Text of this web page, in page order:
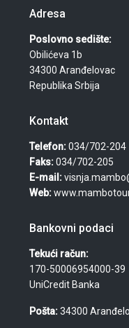
Adresa
Poslovno sedište:
Obilićeva 1b
34300 Aranđelovac
Republika Srbija
Kontakt
Telefon:034/702-204
Faks:034/702-205
E-mail:
Web:
Bankovni podaci
Tekući račun:
170-50006954000-39
UniCredit Banka
Pošta:34300